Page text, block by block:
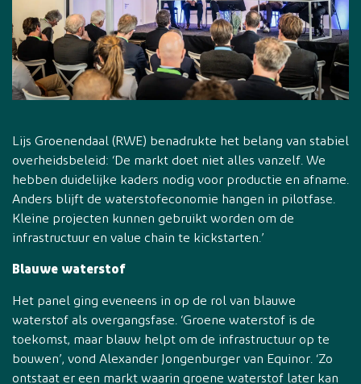
Lijs Groenendaal (RWE) benadrukte het belang van stabiel
overheidsbeleid: ‘De markt doet niet alles vanzelf. We
hebben duidelijke kaders nodig voor productie en afname.
Anders blijft de waterstofeconomie hangen in pilotfase.
Kleine projecten kunnen gebruikt worden om de
infrastructuur en value chain te kickstarten.’
Blauwe waterstof
Het panel ging eveneens in op de rol van blauwe
waterstof als overgangsfase. ‘Groene waterstof is de
toekomst, maar blauw helpt om de infrastructuur op te
bouwen’, vond Alexander Jongenburger van Equinor. ‘Zo
ontstaat er een markt waarin groene waterstof later kan